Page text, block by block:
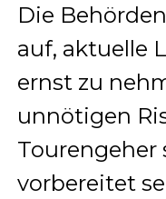
Die
auf, aktuelle
ernst zu
unnötigen
vorbereitet